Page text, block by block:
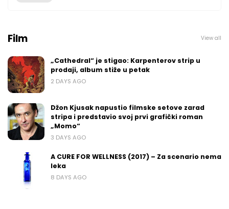
Film View all
„Cathedral“ je stigao: Karpenterov strip u
prodaji, album stiže u petak
2 DAYS AGO
Džon Kjusak napustio filmske setove zarad
stripa i predstavio svoj prvi grafički roman
„Momo“
3 DAYS AGO
A CURE FOR WELLNESS (2017) – Za scenario nema
leka
8 DAYS AGO